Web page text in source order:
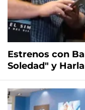
Estrenos con
Soledad" y